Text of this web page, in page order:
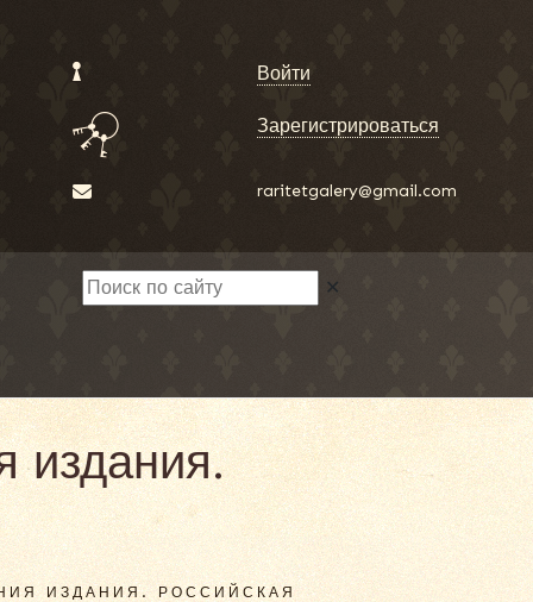
Войти
Зарегистрироваться
raritetgalery@gmail.com
✕
издания.
ИЗДАНИЯ. РОССИЙСКАЯ